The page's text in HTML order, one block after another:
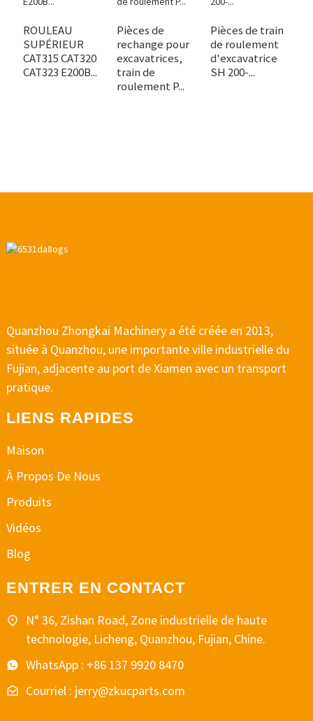
ROULEAU
SUPÉRIEUR
CAT315 CAT320
CAT323 E200B...
Pièces de
rechange pour
excavatrices,
train de
roulement P...
Pièces de train
de roulement
d'excavatrice
SH 200-...
Quanzhou Zhongkai Machinery a été créée en 2013,
située à Quanzhou, une importante ville industrielle du
Fujian, adjacente au port de Xiamen avec un transport
pratique.
LIENS RAPIDES
Maison
À Propos De Nous
Produits
Vidéos
Blog
ENTRER EN CONTACT
N° 36, Zishan Road, Zone industrielle de haute
technologie, Licheng, Quanzhou, Fujian, Chine.
WhatsApp : +86 137 9920 8470
Courriel : jerry@zkucparts.com